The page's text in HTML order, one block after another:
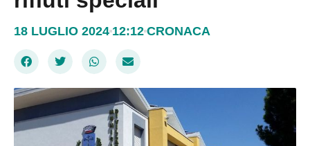
18 LUGLIO 2024 12:12 CRONACA